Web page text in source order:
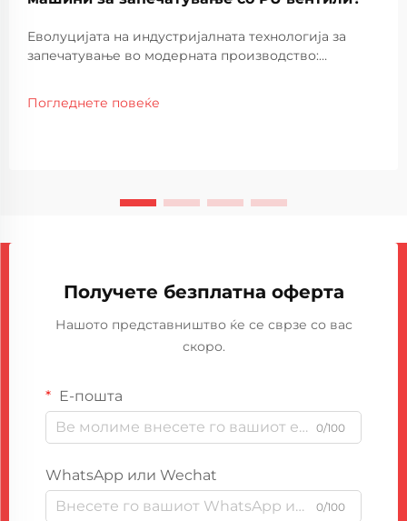
Еволуцијата на индустријалната технологија за
запечатување во модерната производство:
трансформации во последните децении, при што
Погледнете повеќе
Получете безплатна оферта
Нашото представништво ќе се сврзе со вас
скоро.
Е-пошта
0/100
WhatsApp или Wechat
0/100